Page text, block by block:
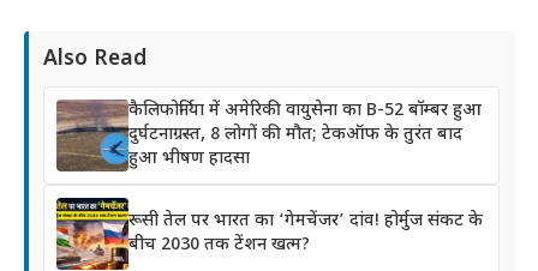
Also Read
कैलिफोर्निया में अमेरिकी वायुसेना का B-52 बॉम्बर हुआ
दुर्घटनाग्रस्त, 8 लोगों की मौत; टेकऑफ के तुरंत बाद
हुआ भीषण हादसा
रूसी तेल पर भारत का ‘गेमचेंजर’ दांव! होर्मुज संकट के
बीच 2030 तक टेंशन खत्म?